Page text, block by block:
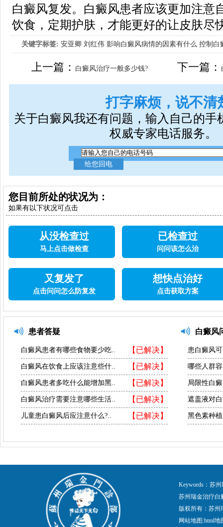
白癜风复发。白癜风患者应该更加注意
饮食，定期护肤，才能更好的让皮肤尽
关键字标签: 安亚卿 刘红伟 影响白癜风病情的因素有什么 控制白
女生应该如何治疗呢
上一篇： 白癜风治疗一般多少钱? 下一篇：
打字麻烦，说不清
关于白癜风我还有问题，输入自己的手
权威专家电话服务。
您目前所处的状况为：
如果有以下状况可点击
从没检查过
马上点击做检查
已检查过
问问该怎么治
又复发了
点击问问怎么防复发
想快点治好
点击获取方案
患者答疑
【已解决】
白癜风患者有哪些食物要少吃..
【已解决】
白癜风在饮食上应该注意些什..
【已解决】
白癜风患者多吃什么能增加黑..
【已解决】
白癜风治疗需要注意哪些生活..
【已解决】
儿童患白癜风后应注意什么?..
白癜风
患白癜风
哪些人群
局限性白
遮盖液对
黑色素种
Keywords：苏
苏州瑞金治疗白
版权所有：苏
网站地图:html地